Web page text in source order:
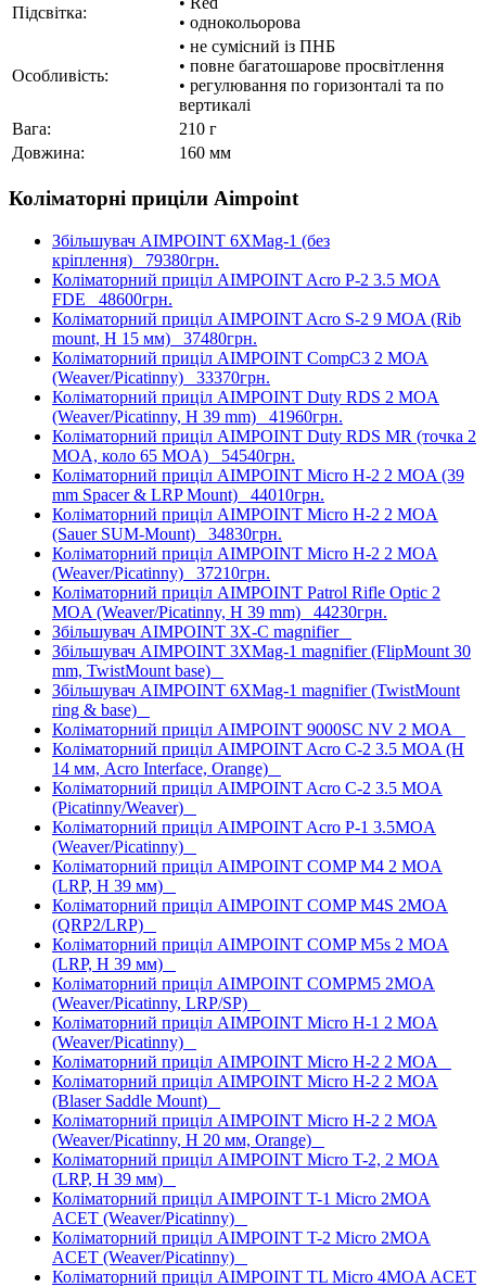
Підсвітка:
• однокольорова
Особливість:
• не сумісний із ПНБ
• повне багатошарове просвітлення
• регулювання по горизонталі та по
вертикалі
Вага:
210 г
Довжина:
160 мм
Коліматорні приціли Aimpoint
Збільшувач AIMPOINT 6XMag-1 (без
кріплення) 79380грн.
Коліматорний приціл AIMPOINT Acro P-2 3.5 MOA
FDE 48600грн.
Коліматорний приціл AIMPOINT Acro S-2 9 MOA (Rib
mount, H 15 мм) 37480грн.
Коліматорний приціл AIMPOINT CompC3 2 MOA
(Weaver/Picatinny) 33370грн.
Коліматорний приціл AIMPOINT Duty RDS 2 MOA
(Weaver/Picatinny, H 39 mm) 41960грн.
Коліматорний приціл AIMPOINT Duty RDS MR (точка 2
MOA, коло 65 MOA) 54540грн.
Коліматорний приціл AIMPOINT Micro H-2 2 MOA (39
mm Spacer & LRP Mount) 44010грн.
Коліматорний приціл AIMPOINT Micro H-2 2 MOA
(Sauer SUM-Mount) 34830грн.
Коліматорний приціл AIMPOINT Micro H-2 2 MOA
(Weaver/Picatinny) 37210грн.
Коліматорний приціл AIMPOINT Patrol Rifle Optic 2
MOA (Weaver/Picatinny, H 39 mm) 44230грн.
Збільшувач AIMPOINT 3X-C magnifier
Збільшувач AIMPOINT 3XMag-1 magnifier (FlipMount 30
mm, TwistMount base)
Збільшувач AIMPOINT 6XMag-1 magnifier (TwistMount
ring & base)
Коліматорний приціл AIMPOINT 9000SC NV 2 MOA
Коліматорний приціл AIMPOINT Acro C-2 3.5 MOA (H
14 мм, Acro Interface, Orange)
Коліматорний приціл AIMPOINT Acro C-2 3.5 MOA
(Picatinny/Weaver)
Коліматорний приціл AIMPOINT Acro P-1 3.5MOA
(Weaver/Picatinny)
Коліматорний приціл AIMPOINT COMP M4 2 MOA
(LRP, H 39 мм)
Коліматорний приціл AIMPOINT COMP M4S 2MOA
(QRP2/LRP)
Коліматорний приціл AIMPOINT COMP M5s 2 MOA
(LRP, H 39 мм)
Коліматорний приціл AIMPOINT COMPM5 2MOA
(Weaver/Picatinny, LRP/SP)
Коліматорний приціл AIMPOINT Micro H-1 2 MOA
(Weaver/Picatinny)
Коліматорний приціл AIMPOINT Micro H-2 2 MOA
Коліматорний приціл AIMPOINT Micro H-2 2 MOA
(Blaser Saddle Mount)
Коліматорний приціл AIMPOINT Micro H-2 2 МОА
(Weaver/Picatinny, H 20 мм, Orange)
Коліматорний приціл AIMPOINT Micro T-2, 2 MOA
(LRP, H 39 мм)
Коліматорний приціл AIMPOINT T-1 Micro 2MOA
ACET (Weaver/Picatinny)
Коліматорний приціл AIMPOINT T-2 Micro 2MOA
ACET (Weaver/Picatinny)
Коліматорний приціл AIMPOINT TL Micro 4MOA ACET